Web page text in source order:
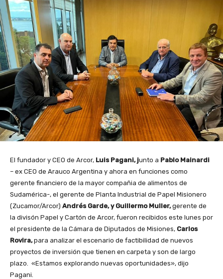
El fundador y CEO de Arcor, Luis Pagani, junto a Pablo Mainardi
– ex CEO de Arauco Argentina y ahora en funciones como
gerente financiero de la mayor compañia de alimentos de
Sudamérica-, el gerente de Planta Industrial de Papel Misionero
(Zucamor/Arcor) Andrés Garde, y Guillermo Muller,gerente de
la divisón Papel y Cartón de Arcor, fueron recibidos este lunes por
el presidente de la Cámara de Diputados de Misiones, Carlos
Rovira,para analizar el escenario de factibilidad de nuevos
proyectos de inversión que tienen en carpeta y son de largo
plazo. «Estamos explorando nuevas oportunidades», dijo
Pagani.